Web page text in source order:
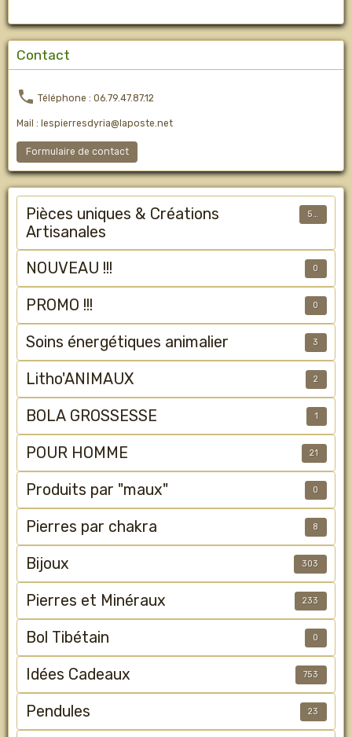
Contact
Téléphone : 06.79.47.87.12
Mail : lespierresdyria@laposte.net
Formulaire de contact
Pièces uniques & Créations
Artisanales
NOUVEAU !!! 0
PROMO !!! 0
Soins énergétiques animalier 3
Litho'ANIMAUX 2
BOLA GROSSESSE 1
POUR HOMME 21
Produits par "maux" 0
Pierres par chakra 8
Bijoux 303
Pierres et Minéraux 233
Bol Tibétain 0
Idées Cadeaux 753
Pendules 23